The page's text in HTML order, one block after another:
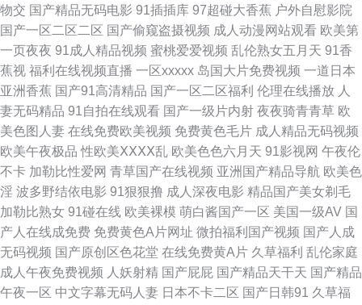
起来打桩 91在线看18 黄色片日本学生妹 人妖丝袜 天美传媒毛片 亚洲黄色小
说网站 2026男人网站 91在线国内 www日韩免费 成人日韩国产 韩国AV电影
网址 久久草2013 日韩AV成人网 微拍福利五区 亚洲欧美另类人妖 91同城色
情 avav激情主播 岛国美女的a片 国产懆懆网 久久肏屄 免费的黄网站大全 人
妖操伪娘 天堂AV导航 亚洲人成人网站在 97超碰成人网站 超碰精华液 海角
人妻91 麻豆双飞日本 欧洲精品8区 日韩传媒性爱 婷婷影院伊人 亚洲色图五
月天 91视频国语免费 av福利影院 超碰丁香 国产福利亚洲 久草老司机 美女
物交 国产精品无码电影 91插插库 97超碰大香蕉 户外自慰影院
国产一区二区二区 国产偷窥盗摄视频 成人动漫网站观看 欧美第
一页夜夜 91成人精品视频 蜜桃爱爱视频 乱伦熟女五月天 91香
蕉视 福利在线视频直播 一区xxxxx 岛国大片免费视频 一道日本
亚洲香蕉 国产91高清精品 国产一区二区福利 伦理在线播放 人
妻无码精品 91自拍在线观看 国产一级片内射 夜夜骑青青草 欧
美色图人妻 在线免费欧美视频 免费黄色毛片 成人精品无码视频
欧美午夜极品 性欧美ⅩⅩⅩⅩ乱 欧美色色六月天 91影视网 午夜伦
不卡 加勒比性爱网 青草国产在线视频 亚洲国产精品导航 欧美色
淫 波多野结依电影 91狠狠撸 成人深夜电影 精品国产美女剃毛
加勒比熟女 91碰在线 欧美裸模 萌白酱国产一区 美国一级AV 国
产人在线成免费 免费黄色A片网址 微拍福利国产视频 国产人成
无码视频 国产原创区色花堂 在线免费黄A片 久草福利 乱伦家庭
成人午夜免费视频 人妖射精 国产屁屁 国产精品天干天 国产精品
午夜一区 中文字幕无码人妻 日本不卡二区 国产日韩91 久草福